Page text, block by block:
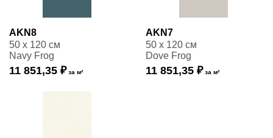
AKN8
50 x 120 см
Navy Frog
11 851,35 ₽ за м²
AKN7
50 x 120 см
Dove Frog
11 851,35 ₽ за м²